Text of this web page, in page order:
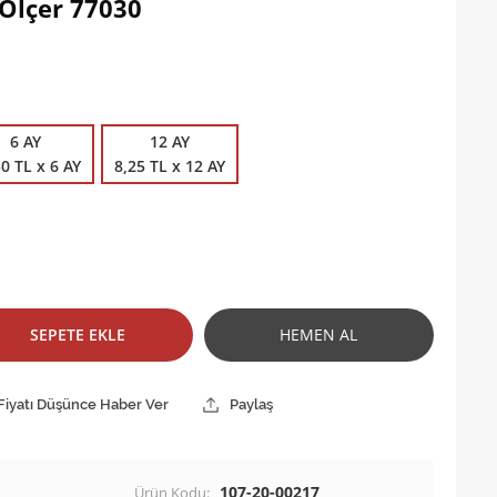
77030
6 AY
TL x 6 AY
12 AY
8,25 TL x 12 AY
SEPETE EKLE HEMEN AL
Düşünce Haber Ver Paylaş
Ürün Kodu: 107-20-00217